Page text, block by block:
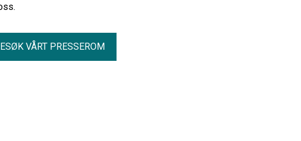
VÅRT PRESSEROM